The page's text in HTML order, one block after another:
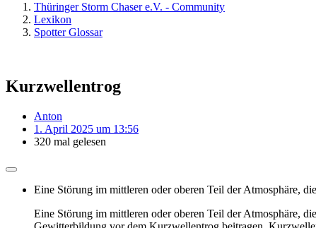
Thüringer Storm Chaser e.V. - Community
Lexikon
Spotter Glossar
Kurzwellentrog
Anton
1. April 2025 um 13:56
320 mal gelesen
Eine Störung im mittleren oder oberen Teil der Atmosphäre,
Eine Störung im mittleren oder oberen Teil der Atmosphäre,